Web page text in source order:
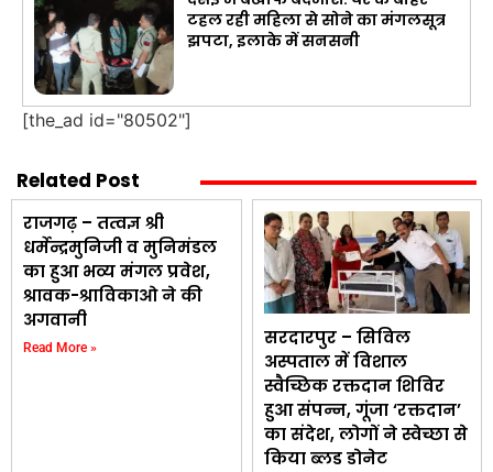
टहल रही महिला से सोने का मंगलसूत्र
झपटा, इलाके में सनसनी
[the_ad id="80502"]
Related Post
राजगढ़ – तत्वज्ञ श्री
धर्मेन्द्रमुनिजी व मुनिमंडल
का हुआ भव्य मंगल प्रवेश,
श्रावक-श्राविकाओ ने की
अगवानी
Read More »
सरदारपुर – सिविल
अस्पताल में विशाल
स्वैच्छिक रक्तदान शिविर
हुआ संपन्न, गूंजा ‘रक्तदान’
का संदेश, लोगों ने स्वेच्छा से
किया ब्लड डोनेट